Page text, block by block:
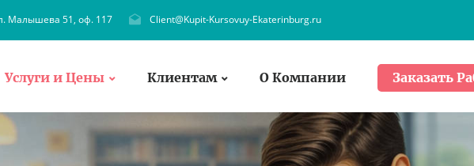
Малышева 51, оф. 117 Client@Kupit-Kursovuy-Ekaterinburg.ru
Услуги и Цены Клиентам О Компании Заказать